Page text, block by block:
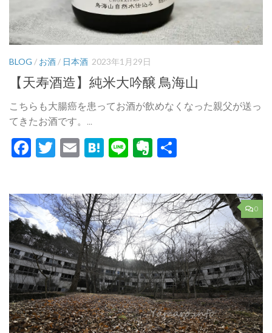
BLOG / お酒/ 日本酒 2023年1月29日
【天寿酒造】純米大吟醸 鳥海山
こちらも大腸癌を患ってお酒が飲めなくなった親父が送っ
てきたお酒です。...
Facebook
Twitter
EmailHatena
LineEvernote
0